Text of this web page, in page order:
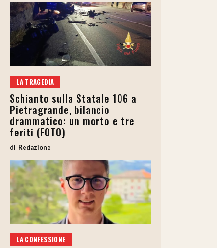
LA TRAGEDIA
Schianto sulla Statale 106 a
Pietragrande, bilancio
drammatico: un morto e tre
feriti (FOTO)
Redazione
LA CONFESSIONE